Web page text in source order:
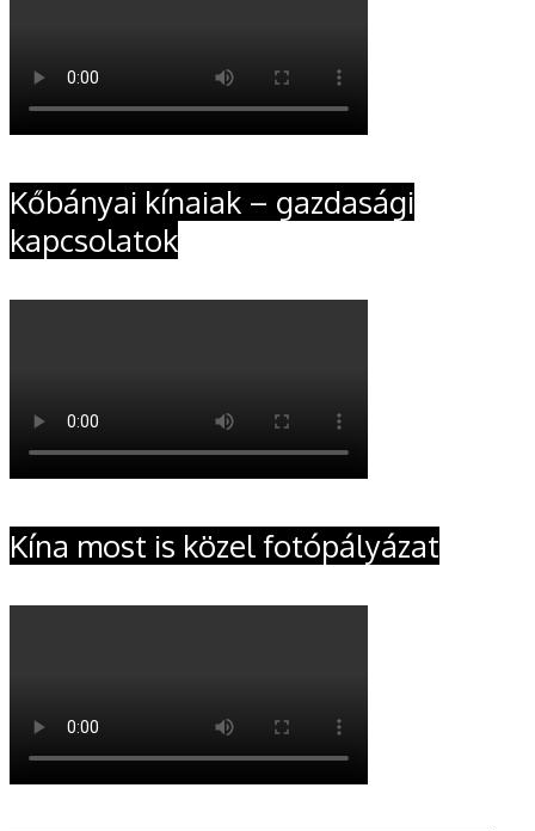
Kőbányai kínaiak – gazdasági
kapcsolatok
Kína most is közel fotópályázat